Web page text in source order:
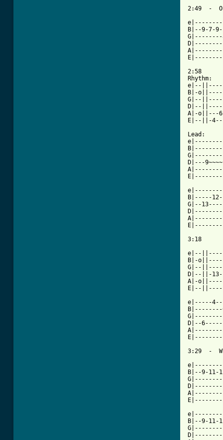
2:49  -
B|--9-7-
2:58
Rhythm:
e|--
B|-
G|--
D|--
A|-o||---
E|--||-
Lead:
D|---
e|--------
B|-----
G|--
3:18
e|--
B|-
G|--
D|--||-
A|-
E|--
e|-----
D|--
3:29  -
B|--9-
e|----------
B|--9-